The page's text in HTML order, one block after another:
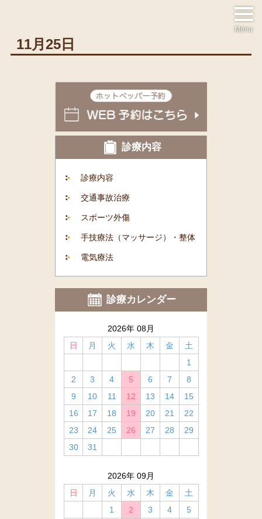
Menu
11月25日
診療内容
診療内容
交通事故治療
スポーツ外傷
手技療法（マッサージ）・整体
電気療法
診療カレンダー
2026年 08月
日
月 火 水 木 金
土
1
2
3 4 5 6 7
8
9
10 11 12 13 14
15
16
17 18 19 20 21
22
23
24 25 26 27 28
29
30
31
2026年 09月
日
月 火 水 木 金
土
1
2 3 4
5